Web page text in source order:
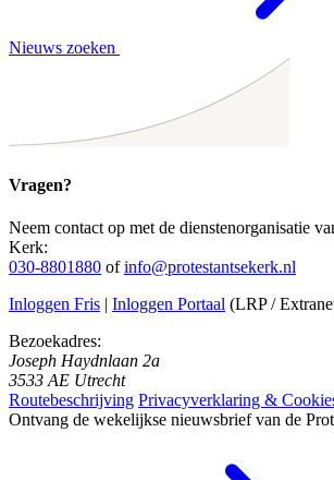
Nieuws zoeken
Vragen?
Neem contact op met de dienstenorganisatie
Kerk:
030-8801880 ofinfo@protestantsekerk.nl
Inloggen Fris | Inloggen Portaal (LRP /
Bezoekadres:
Joseph Haydnlaan 2a
3533 AE Utrecht
Routebeschrijving Privacyverklaring &
Ontvang de wekelijkse nieuwsbrief van de